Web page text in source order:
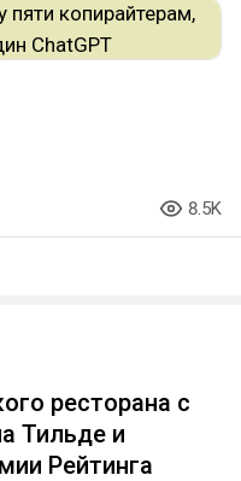
8.5K
ресторана с
Тильде и
Рейтинга